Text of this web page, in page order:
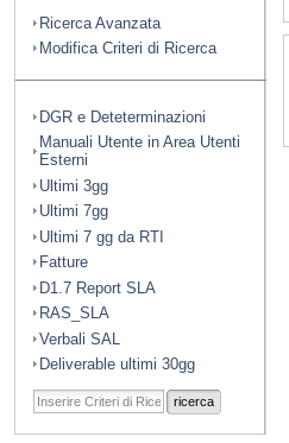
Ricerca Avanzata
Modifica Criteri di Ricerca
DGR e Deteterminazioni
Manuali Utente in Area Utenti
Esterni
Ultimi 3gg
Ultimi 7gg
Ultimi 7 gg da RTI
Fatture
D1.7 Report SLA
RAS_SLA
Verbali SAL
Deliverable ultimi 30gg
ricerca